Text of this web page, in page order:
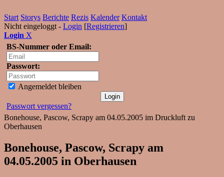
Start Storys Berichte Rezis Kalender Kontakt
Nicht eingeloggt - Login [Registrieren]
Login X
BS-Nummer oder Email:
Passwort:
Angemeldet bleiben
Passwort vergessen?
Bonehouse, Pascow, Scrapy am 04.05.2005 im Druckluft zu
Oberhausen
Bonehouse, Pascow, Scrapy am
04.05.2005 in Oberhausen